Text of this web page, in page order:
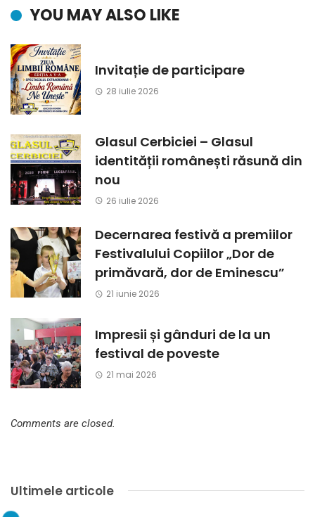
YOU MAY ALSO LIKE
Invitație de participare
28 iulie 2026
Glasul Cerbiciei – Glasul
identității românești răsună din
nou
26 iulie 2026
Decernarea festivă a premiilor
Festivalului Copiilor „Dor de
primăvară, dor de Eminescu”
21 iunie 2026
Impresii și gânduri de la un
festival de poveste
21 mai 2026
Comments are closed.
Ultimele articole